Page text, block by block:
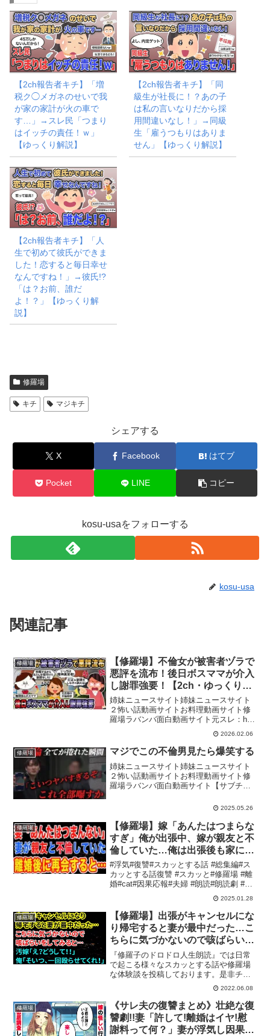
【2ch報告者キチ】「増
税ク◯メガネのせいで我
が家の家計が火の車で
す…」→スレ民「つまり
はイッチの責任！ｗ」
【ゆっくり解説】
【2ch報告者キチ】「同
級生が社長に！？あの子
は私の言いなりだから採
用間違いなし！」→同級
生「雇うつもりはありま
せん」【ゆっくり解説】
【2ch報告者キチ】「人
生で初めて彼氏ができま
した！恋すると毎日幸せ
なんですね！」→彼氏!?
「は？お前、誰だ
よ！？」【ゆっくり解
説】
修羅場
キチ マジキチ
シェアする
X Facebook はてブ
Pocket LINE コピー
kosu-usaをフォローする
kosu-usa
関連記事
修羅場
【修羅場】不倫女が被害者ヅラで
悪評を流布！後日ボスママが介入
し謝罪強要！【2ch・ゆっくり解
説】
姉妹ニュースサイト姉妹ニュースサイト
２怖い話動画サイトお料理動画サイト修
羅場ラバンバ面白動画サイト元スレ：h
ttps://life9.2ch.net/test/read.cgi/baby/121
2026.02.06
修羅場 マジでこの不倫男見たら爆笑する
姉妹ニュースサイト姉妹ニュースサイト
２怖い話動画サイトお料理動画サイト修
羅場ラバンバ面白動画サイト【サブチャ
K 日常浮気スタンプ】【結婚相談所
※本編に関...
2025.05.26
修羅場
【修羅場】嫁「あんたはつまらな
すぎ」俺が出張中、嫁が親友と不
倫していた…俺は出張後も家に帰
らず離婚。数年後に元嫁と再会す
ると驚きの言葉を言われる…【ス
カッとする話】
#浮気#復讐#スカッとする話 #総集編#ス
カッとする話復讐 #スカッと#修羅場 #離
婚#cat#因果応報#夫婦 #朗読#朗読劇 #ntr
#出張#長期出張#嫁 チャンネル登録もお
願いします！オススメ動画▼★ご視聴い
ただきありがとうございます...
2025.01.28
修羅場
【修羅場】出張がキャンセルにな
り帰宅すると妻が最中だった…こ
ちらに気づかないので咳ばらいを
してみると…汚嫁「え？どうし
て！！」俺「そいつ、一回殴らせ
てくれ！」【朗読】
『修羅子のドロドロ人生朗読』では日常
で起こる様々なスカッとする話や修羅場
な体験談を投稿しております。是非チャ
ンネル登録をお願いいたします！#修羅場
#スカッと #朗読◆再生リスト修羅子のド
ロドロ人生朗読◆関連動画【修羅場な
話】目を覚ますと精...
2022.06.08
修羅場
《サレ夫の復讐まとめ》壮絶な復
讐劇!!妻「許して!離婚はイヤ!慰
謝料って何？」妻が浮気し因果応